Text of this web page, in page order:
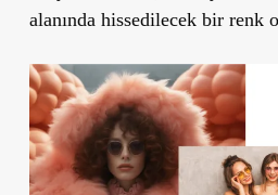
alanında hissedilecek bir renk